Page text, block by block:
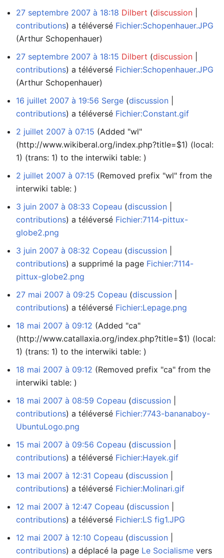
27 septembre 2007 à 18:18 Dilbert discussion
contributions a téléversé Fichier:Schopenhauer.JPG
(Arthur Schopenhauer)
27 septembre 2007 à 18:15 Dilbert discussion
contributions a téléversé Fichier:Schopenhauer.JPG
(Arthur Schopenhauer)
16 juillet 2007 à 19:56 Serge discussion
contributions a téléversé Fichier:Constant.gif
2 juillet 2007 à 07:15 (Added "wl"
(http://www.wikiberal.org/index.php?title=$1) (local:
1) (trans: 1) to the interwiki table: )
2 juillet 2007 à 07:15 (Removed prefix "wl" from the
interwiki table: )
3 juin 2007 à 08:33 Copeau discussion
contributions a téléversé Fichier:7114-pittux-
globe2.png
3 juin 2007 à 08:32 Copeau discussion
contributions a supprimé la page Fichier:7114-
pittux-globe2.png
27 mai 2007 à 09:25 Copeau discussion
contributions a téléversé Fichier:Lepage.png
18 mai 2007 à 09:12 (Added "ca"
(http://www.catallaxia.org/index.php?title=$1) (local:
1) (trans: 1) to the interwiki table: )
18 mai 2007 à 09:12 (Removed prefix "ca" from the
interwiki table: )
18 mai 2007 à 08:59 Copeau discussion
contributions a téléversé Fichier:7743-bananaboy-
UbuntuLogo.png
15 mai 2007 à 09:56 Copeau discussion
contributions a téléversé Fichier:Hayek.gif
13 mai 2007 à 12:31 Copeau discussion
contributions a téléversé Fichier:Molinari.gif
12 mai 2007 à 12:47 Copeau discussion
contributions a téléversé Fichier:LS fig1.JPG
12 mai 2007 à 12:10 Copeau discussion
contributions a déplacé la page Le Socialisme vers